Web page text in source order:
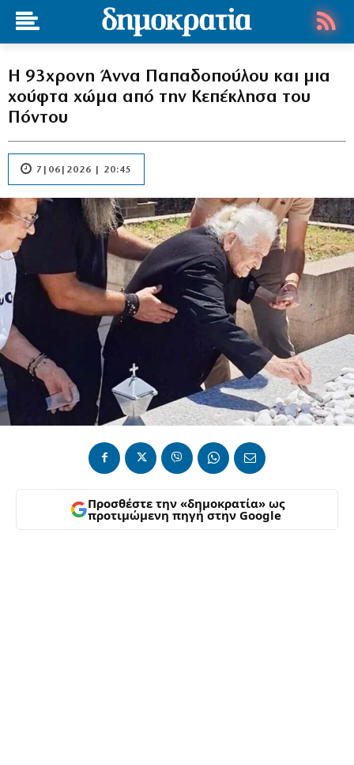
Η 93χρονη Άννα Παπαδοπούλου και μια
χούφτα χώμα από την Κεπέκλησα του
Πόντου
7|06|2026 | 20:45
Προσθέστε την «δημοκρατία» ως
προτιμώμενη πηγή στην Google